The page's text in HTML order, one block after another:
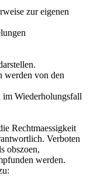
zur eigenen
werden von den
im Wiederholungsfall
Rechtmaessigkeit
Verboten
obszoen,
werden.